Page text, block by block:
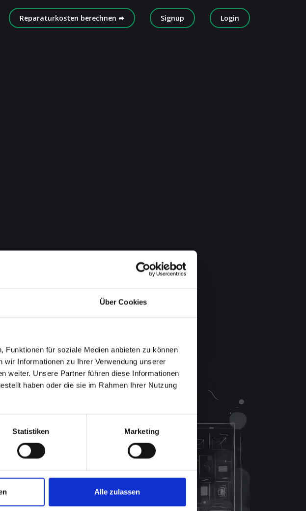
Über Cookies
Funktionen für soziale Medien anbieten zu können
Informationen zu Ihrer Verwendung unserer
weiter. Unsere Partner führen diese Informationen
haben oder die sie im Rahmen Ihrer Nutzung
Statistiken Marketing
Alle zulassen
Reparaturkosten berechnen ➦ Signup Login